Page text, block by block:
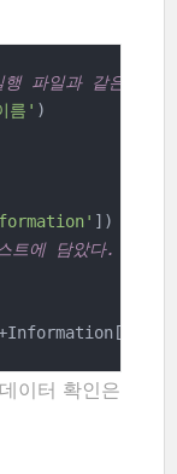
파일과 같은 곳에
름'
트에 담았다.
이터 확인은